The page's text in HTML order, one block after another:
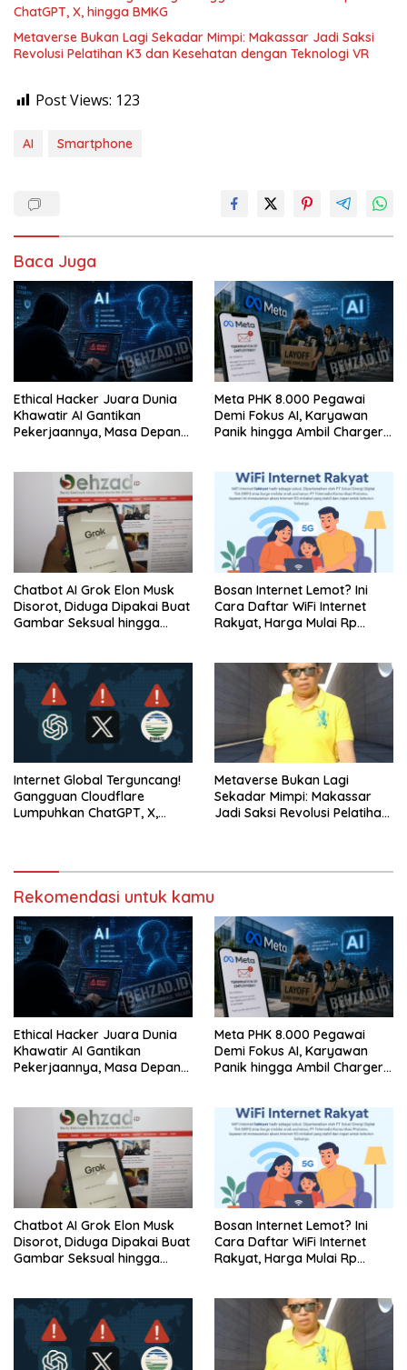
ChatGPT, X, hingga BMKG
Metaverse Bukan Lagi Sekadar Mimpi: Makassar Jadi Saksi
Revolusi Pelatihan K3 dan Kesehatan dengan Teknologi VR
Post Views: 123
AI Smartphone
Baca Juga
Ethical Hacker Juara Dunia
Khawatir AI Gantikan
Pekerjaannya, Masa Depan
Meta PHK 8.000 Pegawai
Demi Fokus AI, Karyawan
Panik hingga Ambil Charger
Chatbot AI Grok Elon Musk
Disorot, Diduga Dipakai Buat
Gambar Seksual hingga
Bosan Internet Lemot? Ini
Cara Daftar WiFi Internet
Rakyat, Harga Mulai Rp
Internet Global Terguncang!
Gangguan Cloudflare
Lumpuhkan ChatGPT, X,
Metaverse Bukan Lagi
Sekadar Mimpi: Makassar
Jadi Saksi Revolusi Pelatihan
Rekomendasi untuk kamu
Ethical Hacker Juara Dunia
Khawatir AI Gantikan
Pekerjaannya, Masa Depan
Meta PHK 8.000 Pegawai
Demi Fokus AI, Karyawan
Panik hingga Ambil Charger
Chatbot AI Grok Elon Musk
Disorot, Diduga Dipakai Buat
Gambar Seksual hingga
Bosan Internet Lemot? Ini
Cara Daftar WiFi Internet
Rakyat, Harga Mulai Rp